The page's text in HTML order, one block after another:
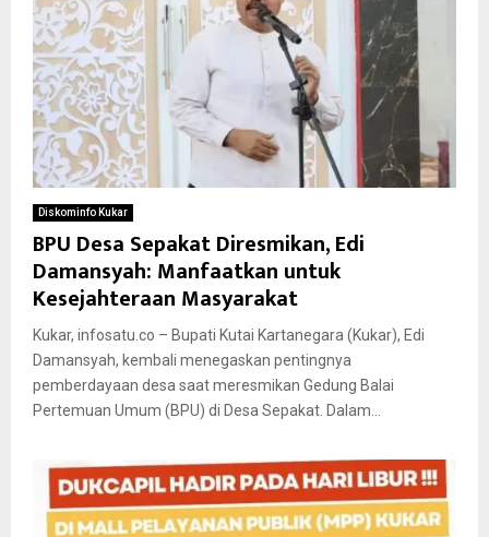
Diskominfo Kukar
BPU Desa Sepakat Diresmikan, Edi
Damansyah: Manfaatkan untuk
Kesejahteraan Masyarakat
Kukar, infosatu.co – Bupati Kutai Kartanegara (Kukar), Edi
Damansyah, kembali menegaskan pentingnya
pemberdayaan desa saat meresmikan Gedung Balai
Pertemuan Umum (BPU) di Desa Sepakat. Dalam...